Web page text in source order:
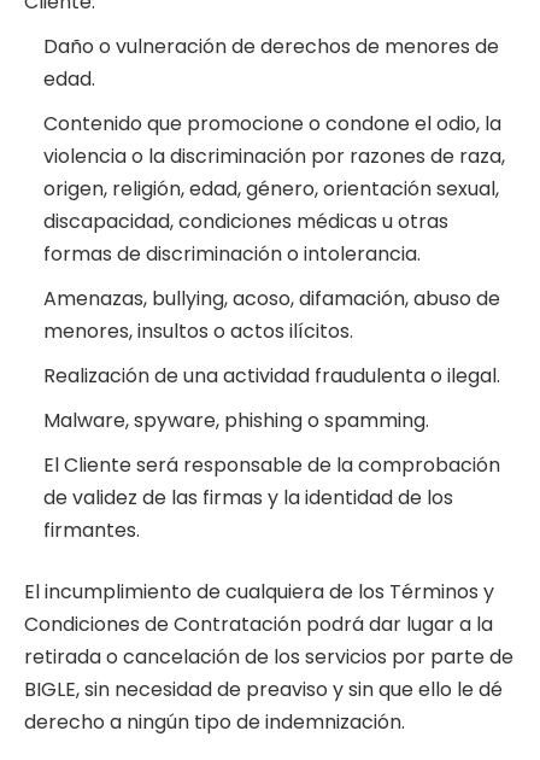
Daño o vulneración de derechos de menores de
edad.
Contenido que promocione o condone el odio, la
violencia o la discriminación por razones de raza,
origen, religión, edad, género, orientación sexual,
discapacidad, condiciones médicas u otras
formas de discriminación o intolerancia.
Amenazas, bullying, acoso, difamación, abuso de
menores, insultos o actos ilícitos.
Realización de una actividad fraudulenta o ilegal.
Malware, spyware, phishing o spamming.
El Cliente será responsable de la comprobación
de validez de las firmas y la identidad de los
firmantes.
El incumplimiento de cualquiera de los Términos y
Condiciones de Contratación podrá dar lugar a la
retirada o cancelación de los servicios por parte de
BIGLE, sin necesidad de preaviso y sin que ello le dé
derecho a ningún tipo de indemnización.